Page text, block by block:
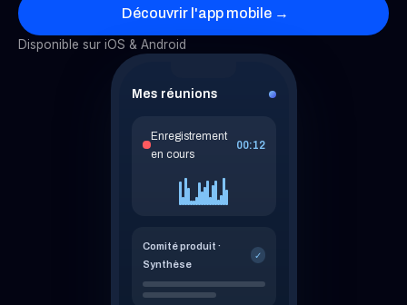
Découvrir l'app mobile →
Disponible sur iOS & Android
Mes réunions
Enregistrement
en cours
00:12
Comité produit ·
Synthèse
✓